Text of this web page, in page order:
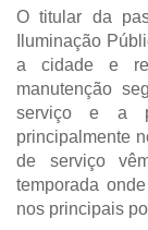
O titular da
Iluminação
a cidade e
manutenção
serviço e a
principalmente
de serviço
temporada
nos principais